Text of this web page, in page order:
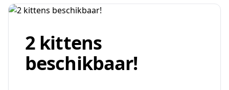
2 kittens
beschikbaar!